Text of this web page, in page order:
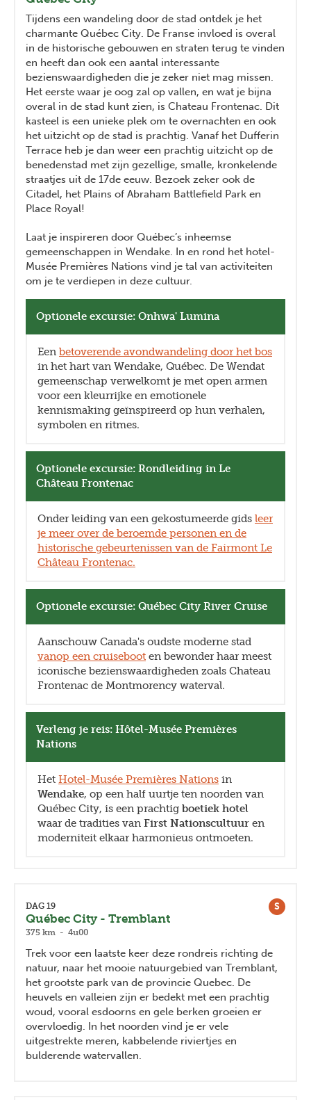
Tijdens een wandeling door de stad ontdek je het
charmante Québec City. De Franse invloed is overal
in de historische gebouwen en straten terug te vinden
en heeft dan ook een aantal interessante
bezienswaardigheden die je zeker niet mag missen.
Het eerste waar je oog zal op vallen, en wat je bijna
overal in de stad kunt zien, is Chateau Frontenac. Dit
kasteel is een unieke plek om te overnachten en ook
het uitzicht op de stad is prachtig. Vanaf het Dufferin
Terrace heb je dan weer een prachtig uitzicht op de
benedenstad met zijn gezellige, smalle, kronkelende
straatjes uit de 17de eeuw. Bezoek zeker ook de
Citadel, het Plains of Abraham Battlefield Park en
Place Royal!
Laat je inspireren door Québec’s inheemse
gemeenschappen in Wendake. In en rond het hotel-
Musée Premières Nations vind je tal van activiteiten
om je te verdiepen in deze cultuur.
Optionele excursie: Onhwa' Lumina
Een betoverende avondwandeling door het bos
in het hart van Wendake, Québec. De Wendat
gemeenschap verwelkomt je met open armen
voor een kleurrijke en emotionele
kennismaking geïnspireerd op hun verhalen,
symbolen en ritmes.
Optionele excursie: Rondleiding in Le
Château Frontenac
Onder leiding van een gekostumeerde gids leer
je meer over de beroemde personen en de
historische gebeurtenissen van de Fairmont Le
Château Frontenac.
Optionele excursie: Québec City River Cruise
Aanschouw Canada's oudste moderne stad
vanop een cruiseboot en bewonder haar meest
iconische bezienswaardigheden zoals Chateau
Frontenac de Montmorency waterval.
Verleng je reis: Hôtel-Musée Premières
Nations
Het Hotel-Musée Premières Nations in
Wendake, op een half uurtje ten noorden van
Québec City, is een prachtig boetiek hotel
waar de tradities van First Nationscultuur en
moderniteit elkaar harmonieus ontmoeten.
S
DAG 19
Québec City - Tremblant
375 km - 4u00
Trek voor een laatste keer deze rondreis richting de
natuur, naar het mooie natuurgebied van Tremblant,
het grootste park van de provincie Quebec. De
heuvels en valleien zijn er bedekt met een prachtig
woud, vooral esdoorns en gele berken groeien er
overvloedig. In het noorden vind je er vele
uitgestrekte meren, kabbelende riviertjes en
bulderende watervallen.